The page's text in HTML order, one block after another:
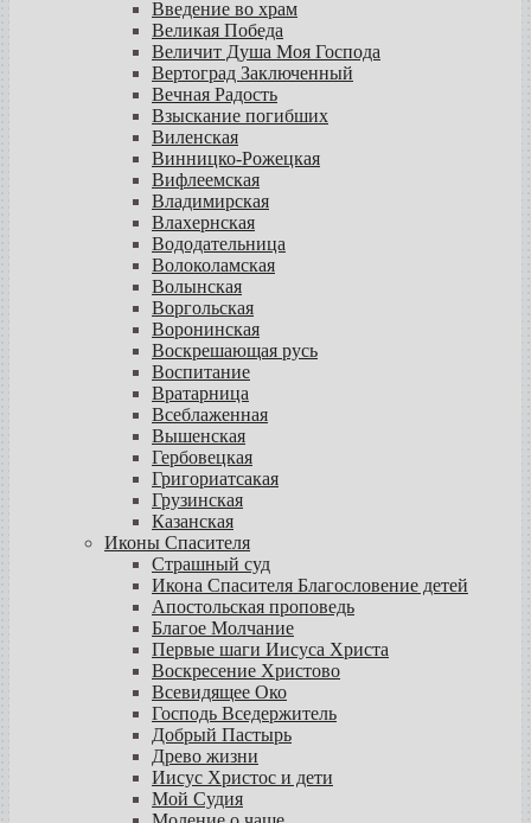
Введение во храм
Великая Победа
Величит Душа Моя Господа
Вертоград Заключенный
Вечная Радость
Взыскание погибших
Виленская
Винницко-Рожецкая
Вифлеемская
Владимирская
Влахернская
Вододательница
Волоколамская
Волынская
Воргольская
Воронинская
Воскрешающая русь
Воспитание
Вратарница
Всеблаженная
Вышенская
Гербовецкая
Григориатсакая
Грузинская
Казанская
Иконы Спасителя
Страшный суд
Икона Спасителя Благословение детей
Апостольская проповедь
Благое Молчание
Первые шаги Иисуса Христа
Воскресение Христово
Всевидящее Око
Господь Вседержитель
Добрый Пастырь
Древо жизни
Иисус Христос и дети
Мой Судия